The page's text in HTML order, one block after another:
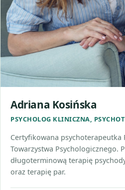
Adriana Kosińska
PSYCHOLOG KLINICZNA,
Certyfikowana psychoterapeutka
Towarzystwa Psychologicznego.
długoterminową terapię
oraz terapię par.